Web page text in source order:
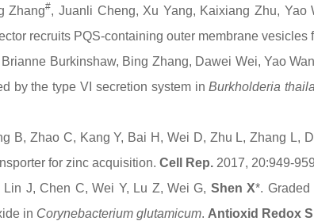
Zhang#, Juanli Cheng, Xu Yang, Kaixiang Zhu, Yao
recruits PQS-containing outer membrane vesicles
Burkinshaw, Bing Zhang, Dawei Wei, Yao
by the type VI secretion system inBurkholderia
B, Zhao C, Kang Y, Bai H, Wei D, Zhu L, Zhang L,
for zinc acquisition. Cell Rep. 2017, 20:949-959
J, Chen C, Wei Y, Lu Z, Wei G, Shen X*.
in Corynebacterium glutamicum. Antioxid Redox